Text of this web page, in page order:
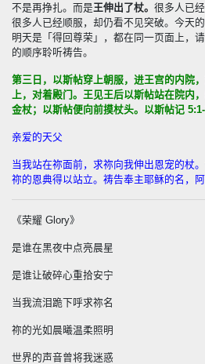
不是再挣扎。而是王伸出了杖。 很多人已
很多人已经顺服，却仍看不见突破。今天
明天是「得回尊荣」，都在同一页面上，
的顺序聆听祷告。
第三日，以斯帖穿上朝服，进王宫的内院
上，对着殿门。王见王后以斯帖站在院内
金杖；以斯帖便向前摸杖头。以斯帖记
亲爱的天父
当我站在祢面前，求祢向我伸出恩宠的杖
祢的恩典得以站立。祷告奉主耶稣的名，阿
《荣耀 Glory》
是谁在黑夜中点亮晨星
是谁让破碎心重拾安宁
当我流泪跪下呼求祢名
祢的光如晨曦温柔照明
世界的声音曾将我迷惑